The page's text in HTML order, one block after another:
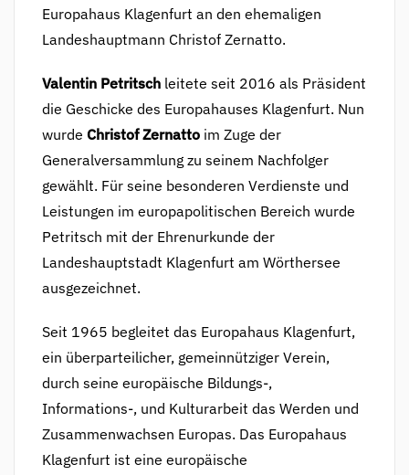
Europahaus Klagenfurt an den ehemaligen
Landeshauptmann Christof Zernatto.
Valentin Petritsch leitete seit 2016 als Präsident
die Geschicke des Europahauses Klagenfurt. Nun
wurde Christof Zernatto im Zuge der
Generalversammlung zu seinem Nachfolger
gewählt. Für seine besonderen Verdienste und
Leistungen im europapolitischen Bereich wurde
Petritsch mit der Ehrenurkunde der
Landeshauptstadt Klagenfurt am Wörthersee
ausgezeichnet.
Seit 1965 begleitet das Europahaus Klagenfurt,
ein überparteilicher, gemeinnütziger Verein,
durch seine europäische Bildungs-,
Informations-, und Kulturarbeit das Werden und
Zusammenwachsen Europas. Das Europahaus
Klagenfurt ist eine europäische